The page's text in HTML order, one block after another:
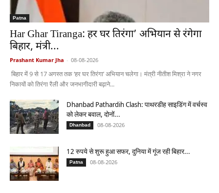
Patna
Har Ghar Tiranga: हर घर तिरंगा’ अभियान से रंगेगा
बिहार, मंत्री...
Prashant Kumar Jha - 08-08-2026
बिहार में 9 से 17 अगस्त तक ‘हर घर तिरंगा’ अभियान चलेगा। मंत्री नीतीश मिश्रा ने नगर
निकायों को तिरंगा रैली और जनभागीदारी बढ़ाने...
Dhanbad Pathardih Clash: पाथरडीह साइडिंग में वर्चस्व
को लेकर बवाल, दोनों...
Dhanbad 08-08-2026
12 रुपये से शुरू हुआ सफर, दुनिया में गूंज रही बिहार...
Patna 08-08-2026